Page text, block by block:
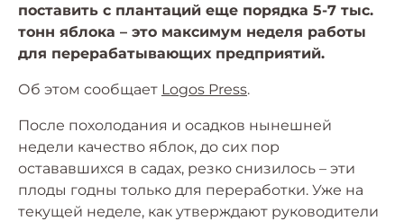
поставить с плантаций еще порядка 5-7 тыс.
тонн яблока – это максимум неделя работы
для перерабатывающих предприятий.
Об этом сообщает Logos Press.
После похолодания и осадков нынешней
недели качество яблок, до сих пор
остававшихся в садах, резко снизилось – эти
плоды годны только для переработки. Уже на
текущей неделе, как утверждают руководители